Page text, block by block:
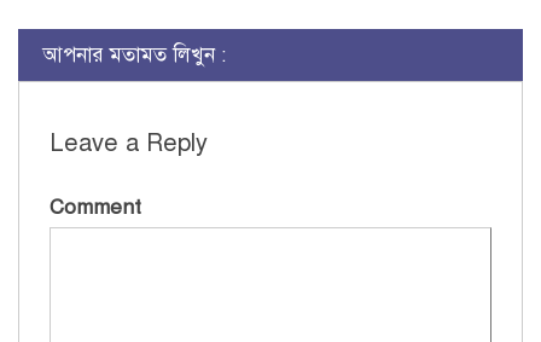
আপনার মতামত লিখুন :
Leave a Reply
Comment